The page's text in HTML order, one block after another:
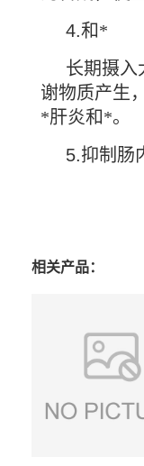
4.和*
长期摄入
谢物质产生
*肝炎和*。
5.抑制肠
相关产品：